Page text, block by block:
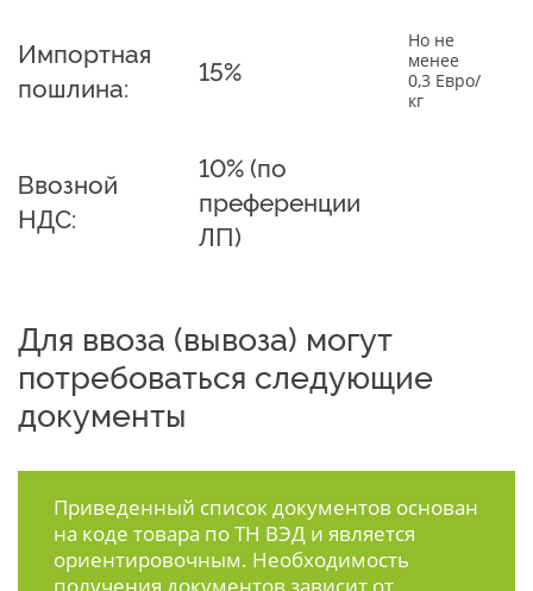
Импортная
пошлина:
15%
Но не
менее
0,3 Евро/
кг
Ввозной
НДС:
10% (по
преференции
ЛП)
Для ввоза (вывоза) могут
потребоваться следующие
документы
Приведенный список документов основан
на коде товара по ТН ВЭД и является
ориентировочным. Необходимость